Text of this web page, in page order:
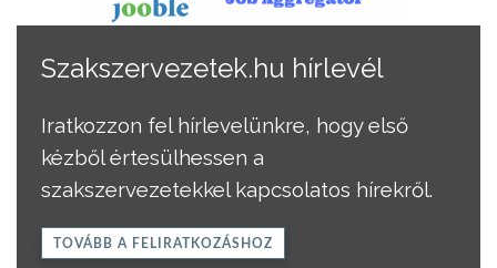
Szakszervezetek.hu hírlevél
Iratkozzon fel hírlevelünkre, hogy első
kézből értesülhessen a
szakszervezetekkel kapcsolatos hírekről.
TOVÁBB A FELIRATKOZÁSHOZ